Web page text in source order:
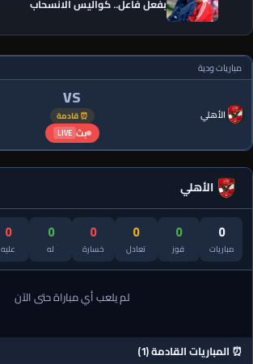
بفعل فاعل.. كواليس الانسحاب
مباريات ودية
الأهلي
VS
⏰ قادمة
بث LIVE
الأهلي
0
مباريات
0
فوز
0
تعادل
0
خسارة
0
له
0
عليه
لم يلعب أي مباراة حتى الآن
⏰ المباريات القادمة (1)